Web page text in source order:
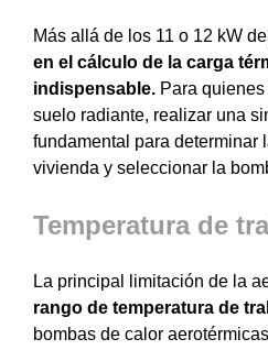
Más allá de los 11 o 12 kW
en el cálculo de la carga
indispensable. Para
suelo radiante, realizar una
fundamental para determinar
vivienda y seleccionar la
Temperatura de
La principal limitación de la
rango de temperatura de
bombas de calor aerotérmicas